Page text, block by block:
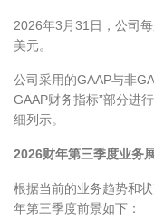
2026年3月31日，公司
美元。
公司采用的GAAP与非
GAAP财务指标”部分进
细列示。
2026财年第三季度业务
根据当前的业务趋势和
年第三季度前景如下：